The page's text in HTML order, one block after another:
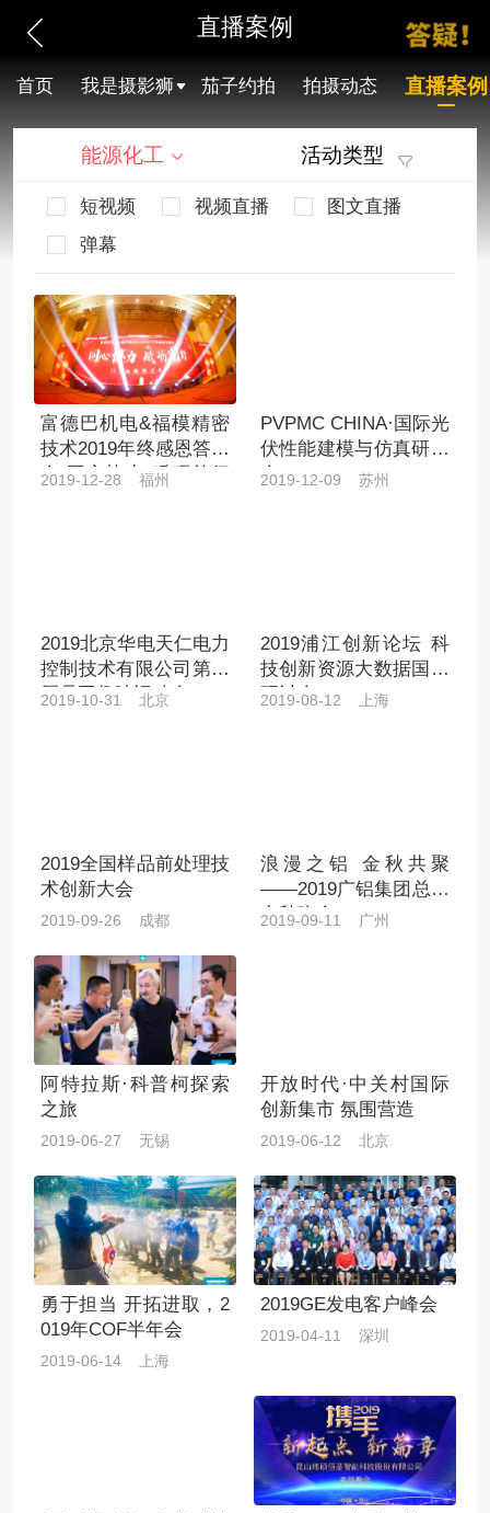
直播案例
首页 我是摄影狮 茄子约拍 拍摄动态 直播案例
能源化工 活动类型
短视频 视频直播
图文直播
弹幕
富德巴机电&福模精密
技术2019年终感恩答谢
会 同心协力 砥砺前行
2019-12-28 福州
PVPMC CHINA·国际光
伏性能建模与仿真研讨
会
2019-12-09 苏州
2019北京华电天仁电力
控制技术有限公司第三
届员工趣味运动会
2019-10-31 北京
2019浦江创新论坛 科
技创新资源大数据国际
研讨会
2019-08-12 上海
2019全国样品前处理技
术创新大会
2019-09-26 成都
浪漫之铝 金秋共聚
——2019广铝集团总部
中秋晚会
2019-09-11 广州
阿特拉斯·科普柯探索
之旅
2019-06-27 无锡
开放时代·中关村国际
创新集市 氛围营造
2019-06-12 北京
勇于担当 开拓进取，2
019年COF半年会
2019-06-14 上海
2019GE发电客户峰会
2019-04-11 深圳